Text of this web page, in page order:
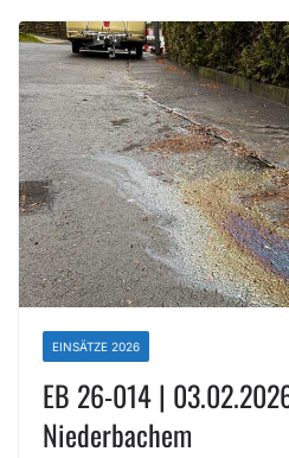
EINSÄTZE 2026
EB 26-014 |
Niederbachem